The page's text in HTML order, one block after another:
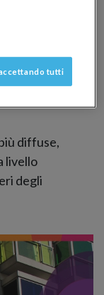
B&B e
diffuse,
livello
degli
tutti